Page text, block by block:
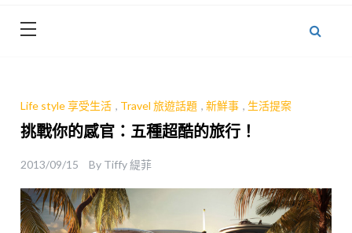
Life style 享受生活 , Travel 旅遊話題 ,新鮮事 , 生活提案
挑戰你的感官：五種超酷的旅行！
2013/09/15 By Tiffy 緹菲